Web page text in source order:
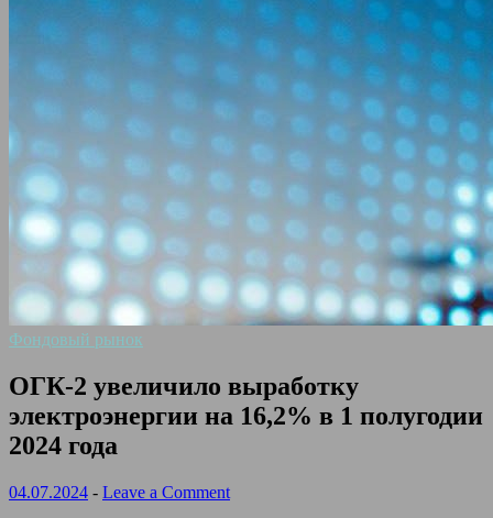
Фондовый рынок
ОГК-2 увеличило выработку
электроэнергии на 16,2% в 1 полугодии
2024 года
04.07.2024 - Leave a Comment